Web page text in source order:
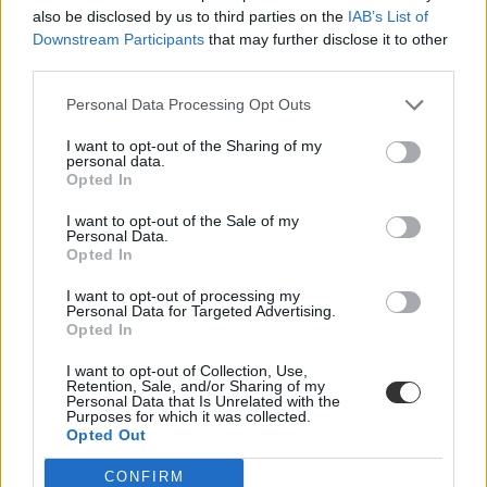
also be disclosed by us to third parties on the IAB’s List of
Downstream Participants that may further disclose it to other
Personal Data Processing Opt Outs
I want to opt-out of the Sharing of my
personal data.
Opted In
I want to opt-out of the Sale of my
Personal Data.
Opted In
I want to opt-out of processing my
Personal Data for Targeted Advertising.
Opted In
I want to opt-out of Collection, Use,
Retention, Sale, and/or Sharing of my
Personal Data that Is Unrelated with the
Purposes for which it was collected.
Opted Out
CONFIRM
diploma
diplomaszerzés
Eurostat
diploma nyelvvizsga nélkül
diplomások száma
magyar diplomások száma